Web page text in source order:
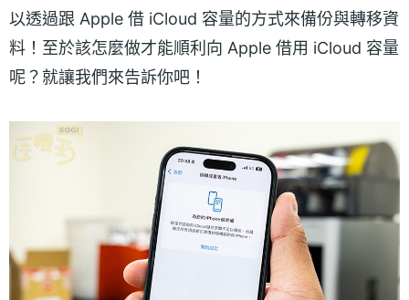
以透過跟 Apple 借 iCloud 容量的方式來備份與轉移資
料！至於該怎麼做才能順利向 Apple 借用 iCloud 容量
呢？就讓我們來告訴你吧！